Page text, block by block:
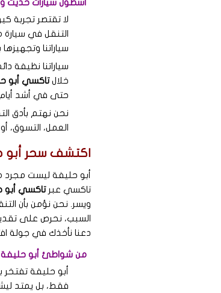
أسطول سيارات حديث
لا تقتصر تجربة
التنقل في
سياراتنا
سياراتنا نظيفة
خلالتاكسي أبو
حتى في أشد أيام
نحن نهتم بأدق
العمل، التسوق،
اكتشف سحر أبو
أبو حليفة ليست مجرد
تاكسي عبرتاكسي أبو
ويسر. نحن نؤمن بأن
السبب، نحرص على
دعنا نأخذك في جولة
من شواطئ أبو حليفة
أبو حليفة
فقط، بل يمتد